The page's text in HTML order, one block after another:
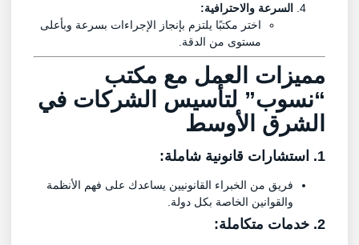
السرعة والاحترافية:
اختر مكتبًا يلتزم بإنجاز الإجراءات بسرعة وبأعلى
مستوى من الدقة.
مميزات العمل مع مكتب
“نسوب” لتأسيس الشركات في
الشرق الأوسط
فريق من الخبراء القانونيين يساعدك على فهم الأنظمة
والقوانين الخاصة بكل دولة.